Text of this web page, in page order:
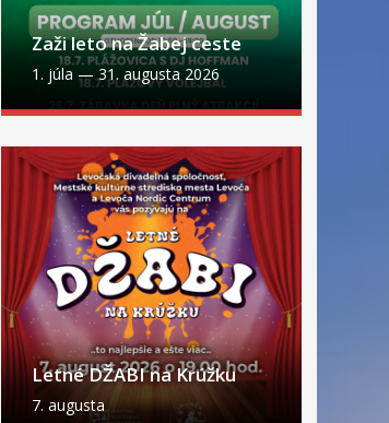
Zaži leto na Žabej ceste
1. júla —31. augusta 2026
Letné DŽABI na Krúžku
7. augusta